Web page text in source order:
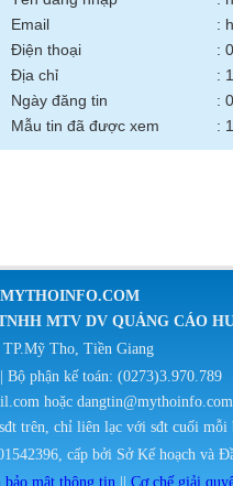
Email
:
Điện thoại
:
Địa chỉ
:
Ngày đăng tin
:
Mẫu tin đã được xem
:
MTV DV QUẢNG CÁO
Tho, Tiền Giang
phận kế toán: (0273)3.970.789
hoặc dangtin@mythoinfo.com
trên, chỉ liên lạc với sđt cuối mỗi
cấp bởi Sở Kế hoạch và
bảo mật thông tin Cơ chế giải